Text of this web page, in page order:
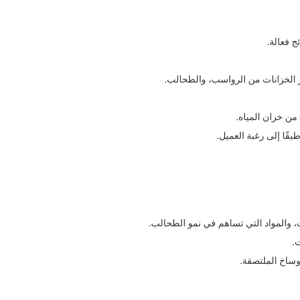
فعالة.
الخزانات من الرواسب، والطحالب.
خزان المياه.
إلى رغبة العميل.
والمواد التي تساهم في نمو الطحالب.
الملتصقة.